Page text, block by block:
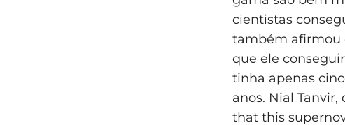
cientistas
também afirmou
que ele
tinha apenas
anos. Nial
that this